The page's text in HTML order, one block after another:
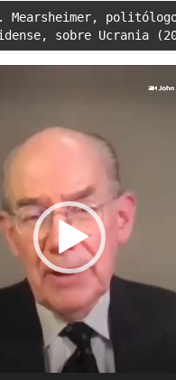
Mearsheimer,
sobre Ucrania